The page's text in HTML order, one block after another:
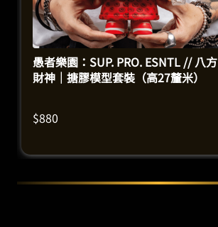
愚者樂園：SUP. PRO. ESNTL // 八方
財神｜搪膠模型套裝（高27釐米）
$880